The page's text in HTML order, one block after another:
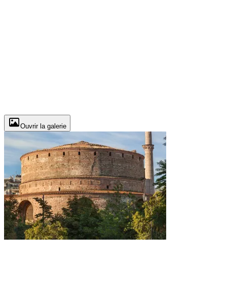
Ouvrir la galerie